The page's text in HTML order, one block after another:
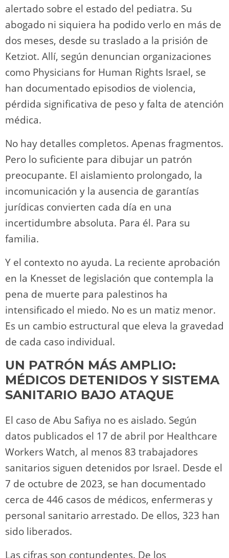
alertado sobre el estado del pediatra. Su
abogado ni siquiera ha podido verlo en más de
dos meses, desde su traslado a la prisión de
Ketziot. Allí, según denuncian organizaciones
como Physicians for Human Rights Israel, se
han documentado episodios de violencia,
pérdida significativa de peso y falta de atención
médica.
No hay detalles completos. Apenas fragmentos.
Pero lo suficiente para dibujar un patrón
preocupante. El aislamiento prolongado, la
incomunicación y la ausencia de garantías
jurídicas convierten cada día en una
incertidumbre absoluta. Para él. Para su
familia.
Y el contexto no ayuda. La reciente aprobación
en la Knesset de legislación que contempla la
pena de muerte para palestinos ha
intensificado el miedo. No es un matiz menor.
Es un cambio estructural que eleva la gravedad
de cada caso individual.
UN PATRÓN MÁS AMPLIO:
MÉDICOS DETENIDOS Y SISTEMA
SANITARIO BAJO ATAQUE
El caso de Abu Safiya no es aislado. Según
datos publicados el 17 de abril por Healthcare
Workers Watch, al menos 83 trabajadores
sanitarios siguen detenidos por Israel. Desde el
7 de octubre de 2023, se han documentado
cerca de 446 casos de médicos, enfermeras y
personal sanitario arrestado. De ellos, 323 han
sido liberados.
Las cifras son contundentes. De los